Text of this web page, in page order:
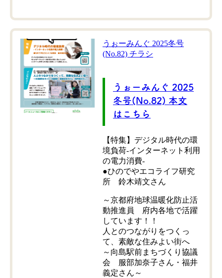
うぉーみんぐ 2025冬号
(No.82) チラシ
うぉーみんぐ 2025
冬号(No.82) 本文
はこちら
【特集】デジタル時代の環
境負荷-インターネット利用
の電力消費-
●ひのでやエコライフ研究
所 鈴木靖文さん
～京都府地球温暖化防止活
動推進員 府内各地で活躍
しています！！
人とのつながりをつくっ
て、素敵な住みよい街へ
～向島駅前まちづくり協議
会 服部加奈子さん・福井
義定さん～